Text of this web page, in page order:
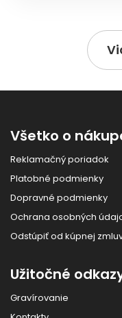
Všetko o
Reklamačný poriadok
Platobné podmienky
Dopravné podmienky
Ochrana osobných
Odstúpiť od kúpnej
Užitočné
Gravírovanie